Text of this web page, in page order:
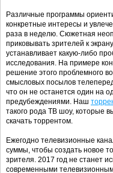
Различные программы
конкретные интересы и
раза в неделю. Сюжетная
приковывать зрителей к
устанавливает какую-либо
исследования. На примере
решение этого проблемного
смысловых посылов
что он не останется один на
предубеждениями. Наш
такого рода ТВ шоу, которые
скачать торрентом.
Ежегодно телевизионные
суммы, чтобы создать новое
зрителя. 2017 год не станет
современными